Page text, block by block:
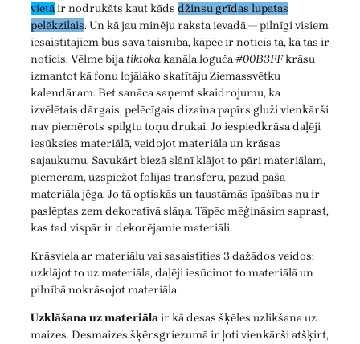
vietāir nodrukāts kaut kāds džinsu grīdas lupatas
pelēkzilais. Un kā jau minēju raksta ievadā — pilnīgi visiem
iesaistītajiem būs sava taisnība, kāpēc ir noticis tā, kā tas ir
noticis. Vēlme bijatiktokakanāla loguča#00B3FFkrāsu
izmantot kā fonu lojālāko skatītāju Ziemassvētku
kalendāram. Bet sanāca saņemt skaidrojumu, ka
izvēlētais dārgais, pelēcīgais dizaina papīrs gluži vienkārši
nav piemērots spilgtu toņu drukai. Jo iespiedkrāsa daļēji
iesūksies materiālā, veidojot materiāla un krāsas
sajaukumu. Savukārt biezā slānī klājot to pāri materiālam,
piemēram, uzspiežot folijas transfēru, pazūd paša
materiāla jēga. Jo tā optiskās un taustāmās īpašības nu ir
paslēptas zem dekoratīvā slāņa. Tāpēc mēģināsim saprast,
kas tad vispār ir dekorējamie materiāli.
Krāsviela ar materiālu vai sasaistīties 3 dažādos veidos:
uzklājot to uz materiāla, daļēji iesūcinot to materiālā un
pilnībā nokrāsojot materiāla.
Uzklāšana uz materiālair kā desas šķēles uzlikšana uz
maizes. Desmaizes šķērsgriezumā ir ļoti vienkārši atšķirt,